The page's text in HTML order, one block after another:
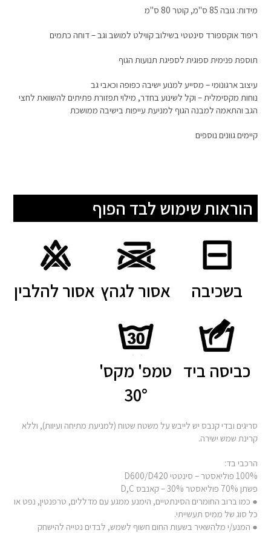
מידות: גובה 85 ס"מ, קוטר 80 ס"מ
ריפוד אוקספורד סינטטי בשילוב קווילט למושב וגב – דוחה כתמים
תוספת פנימית ספוגית לספיגת תנועות הגוף
עיצוב ארגונומי – מסייע למנוע ישיבה כפופה וכאבי גב
נוחות מקסימלית – וקל לשינוע בחדר, מילוי תפזורת פתיתים להשוואת לחצי
הגב והתאמה למבנה הגוף למניעת עייפות בישיבה ממושכת
קיימים גוונים נוספים
הוראות שימוש לבד הפוף
בשכיבה אסור לגהץ אסור להלבין
כביסה ביד טמפ' מקס'
30°
סריגים ובדי קנבס יש לייבש על משטח שטוח (למניעת מתיחה ועיוות), וללא
קרינת שמש ישירה.
הרכבי בד:
100% פוליאסטר – סינטטי D600/D420
פשתן 70% פוליאסטר 30% – קאנבס D,C
● כמו ברוב החומרים הסינתטיים, הימנע ממגע עם מדללים, טרפנטין, נפט או
כל סוג של ממיס תעשייתי.
● המנע/י מלהשאיר בשעות החום חשוף לשמש, לבדים נטייה להישחק